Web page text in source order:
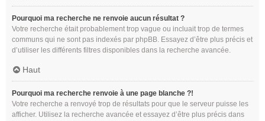
Pourquoi ma recherche ne renvoie aucun résultat ?
Votre recherche était probablement trop vague ou incluait trop de termes
communs qui ne sont pas indexés par phpBB. Essayez d’être plus précis et
d’utiliser les différents filtres disponibles dans la recherche avancée.
Haut
Pourquoi ma recherche renvoie à une page blanche ?!
Votre recherche a renvoyé trop de résultats pour que le serveur puisse les
afficher. Utilisez la recherche avancée et essayez d’être plus précis dans